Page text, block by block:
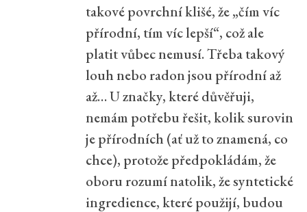
takové povrchní klišé, že „čím víc
přírodní, tím víc lepší“, což ale
platit vůbec nemusí. Třeba takový
louh nebo radon jsou přírodní až
až… U značky, které důvěřuji,
nemám potřebu řešit, kolik surovin
je přírodních (ať už to znamená, co
chce), protože předpokládám, že
oboru rozumí natolik, že syntetické
ingredience, které použijí, budou